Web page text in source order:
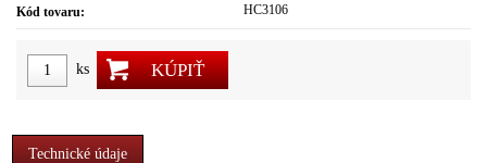
Kód tovaru: HC3106
ks KÚPIŤ
Technické údaje